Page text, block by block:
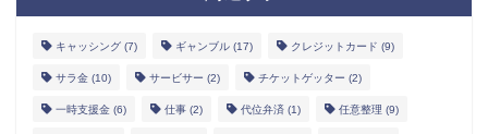
キャッシング (7) ギャンブル (17) クレジットカード (9)
サラ金 (10) サービサー (2) チケットゲッター (2)
一時支援金 (6) 仕事 (2) 代位弁済 (1) 任意整理 (9)